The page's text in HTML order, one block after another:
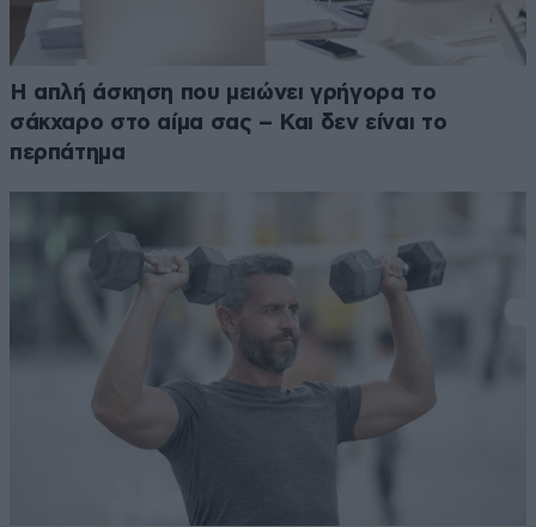
Η απλή άσκηση που μειώνει γρήγορα το
σάκχαρο στο αίμα σας – Και δεν είναι το
περπάτημα